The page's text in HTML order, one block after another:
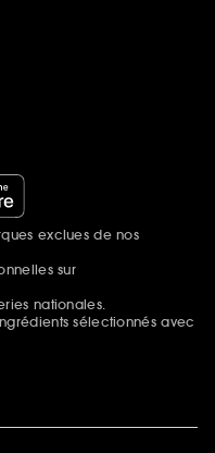
exclues de nos
sur
nationales.
sélectionnés avec